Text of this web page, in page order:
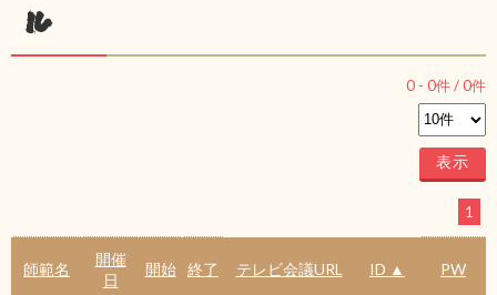
ル
0 - 0件 /0件
1
師範名
開催
日
開始 終了 テレビ会議URL ID ▲ PW